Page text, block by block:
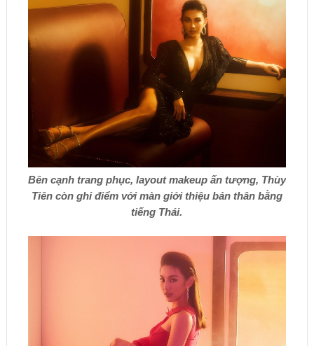
Bên cạnh trang phục, layout makeup ấn tượng, Thùy
Tiên còn ghi điểm với màn giới thiệu bản thân bằng
tiếng Thái.